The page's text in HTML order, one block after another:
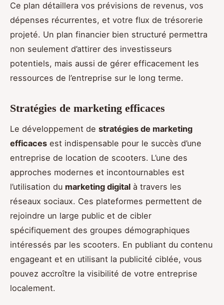
Ce plan détaillera vos prévisions de revenus, vos
dépenses récurrentes, et votre flux de trésorerie
projeté. Un plan financier bien structuré permettra
non seulement d’attirer des investisseurs
potentiels, mais aussi de gérer efficacement les
ressources de l’entreprise sur le long terme.
Stratégies de marketing efficaces
Le développement de stratégies de marketing
efficaces est indispensable pour le succès d’une
entreprise de location de scooters. L’une des
approches modernes et incontournables est
l’utilisation du marketing digital à travers les
réseaux sociaux. Ces plateformes permettent de
rejoindre un large public et de cibler
spécifiquement des groupes démographiques
intéressés par les scooters. En publiant du contenu
engageant et en utilisant la publicité ciblée, vous
pouvez accroître la visibilité de votre entreprise
localement.